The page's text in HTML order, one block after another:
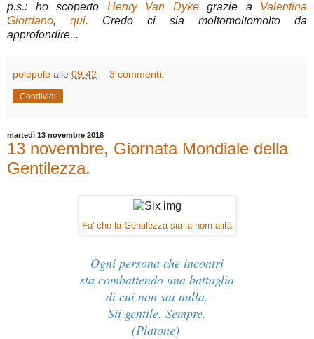
p.s.: ho scoperto Henry Van Dykegrazie a Valentina
Giordano, qui. Credo ci sia moltomoltomolto da
approfondire...
polepole alle 09:42 3 commenti:
Condividi
martedì 13 novembre 2018
13 novembre, Giornata Mondiale della
Gentilezza.
Fa' che la Gentilezza sia la normalità
Ogni persona che incontri
sta combattendo una battaglia
di cui non sai nulla.
Sii gentile. Sempre.
(Platone)